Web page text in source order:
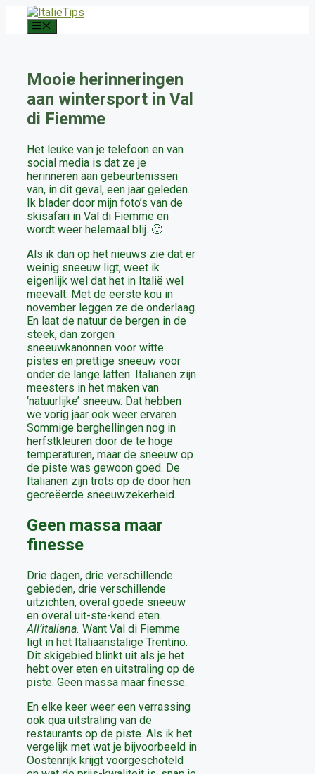
Mooie herinneringen
aan wintersport in Val
di Fiemme
Het leuke van je telefoon en van
social media is dat ze je
herinneren aan gebeurtenissen
van, in dit geval, een jaar geleden.
Ik blader door mijn foto’s van de
skisafari in Val di Fiemme en
wordt weer helemaal blij. 🙂
Als ik dan op het nieuws zie dat er
weinig sneeuw ligt, weet ik
eigenlijk wel dat het in Italië wel
meevalt. Met de eerste kou in
november leggen ze de onderlaag.
En laat de natuur de bergen in de
steek, dan zorgen
sneeuwkanonnen voor witte
pistes en prettige sneeuw voor
onder de lange latten. Italianen zijn
meesters in het maken van
‘natuurlijke’ sneeuw. Dat hebben
we vorig jaar ook weer ervaren.
Sommige berghellingen nog in
herfstkleuren door de te hoge
temperaturen, maar de sneeuw op
de piste was gewoon goed. De
Italianen zijn trots op de door hen
gecreëerde sneeuwzekerheid.
Geen massa maar
finesse
Drie dagen, drie verschillende
gebieden, drie verschillende
uitzichten, overal goede sneeuw
en overal uit-ste-kend eten.
All’italiana. Want Val di Fiemme
ligt in het Italiaanstalige Trentino.
Dit skigebied blinkt uit als je het
hebt over eten en uitstraling op de
piste. Geen massa maar finesse.
En elke keer weer een verrassing
ook qua uitstraling van de
restaurants op de piste. Als ik het
vergelijk met wat je bijvoorbeeld in
Oostenrijk krijgt voorgeschoteld